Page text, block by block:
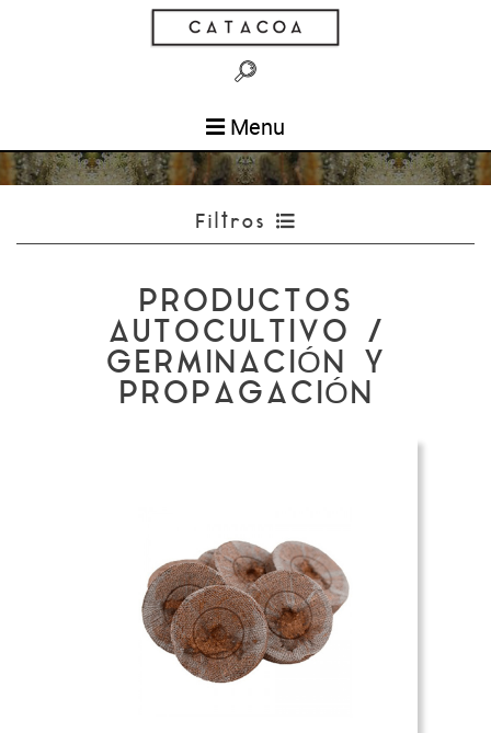
Menu
Filtros
PRODUCTOS
AUTOCULTIVO /
GERMINACIÓN Y
PROPAGACIÓN